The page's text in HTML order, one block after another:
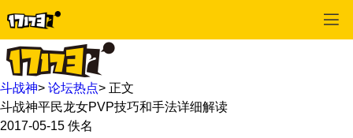
斗战神> 论坛热点> 正文
斗战神平民龙女PVP技巧和手法详细解读
2017-05-15 佚名